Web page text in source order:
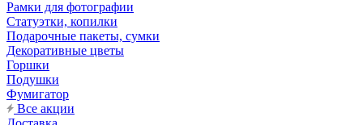
Рамки для фотографии
Статуэтки, копилки
Подарочные пакеты, сумки
Декоративные цветы
Горшки
Подушки
Фумигатор
Все акции